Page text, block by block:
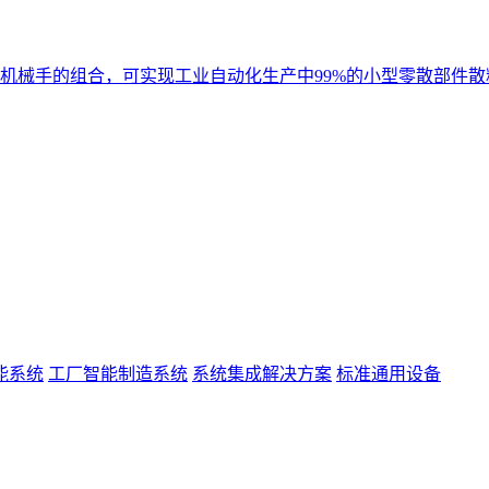
手的组合，可实现工业自动化生产中99%的小型零散部件散
系统 工厂智能制造系统 系统集成解决方案 标准通用设备